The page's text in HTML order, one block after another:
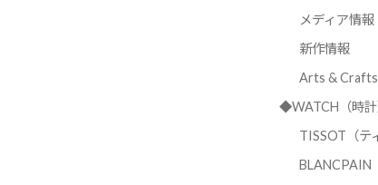
メディア情報
新作情報
Arts & Crafts
◆WATCH（時計
TISSOT（テ
BLANCPAIN